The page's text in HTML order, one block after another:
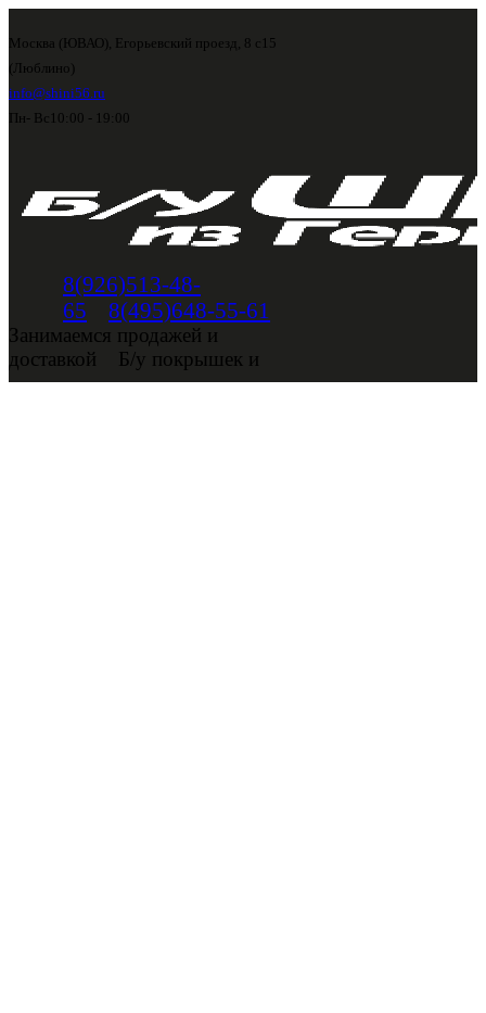
Москва (ЮВАО), Егорьевский проезд, 8 с15
(Люблино)
info@shini56.ru
Пн- Вс 10:00 - 19:00
8(926)513-48-
65
8(495)648-55-61
Занимаемся продажей и
доставкой
Б/у покрышек и